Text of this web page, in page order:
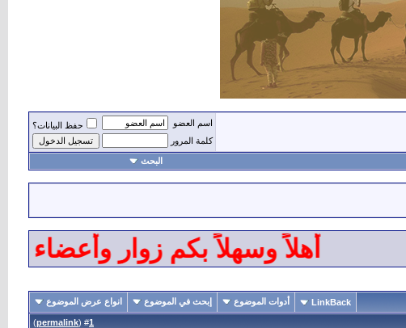
اسم العضو
حفظ البيانات؟
كلمة المرور
البحث
أهلاً وسهلاً بكم زوار وأعضاء
LinkBack أدوات الموضوع إبحث في الموضوع انواع عرض الموضوع
1
(
permalink
)